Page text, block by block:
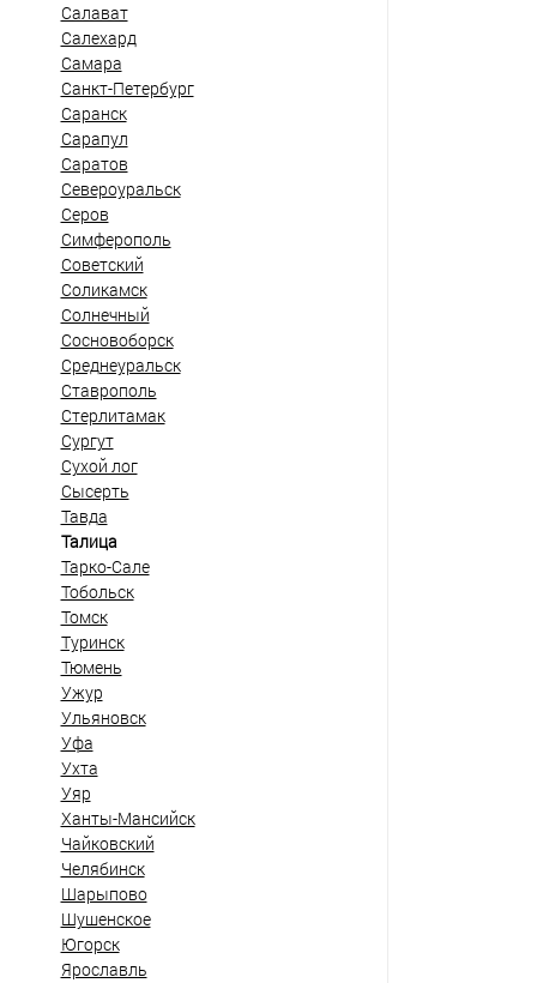
Салават
Салехард
Самара
Санкт-Петербург
Саранск
Сарапул
Саратов
Североуральск
Серов
Симферополь
Советский
Соликамск
Солнечный
Сосновоборск
Среднеуральск
Ставрополь
Стерлитамак
Сургут
Сухой лог
Сысерть
Тавда
Талица
Тарко-Сале
Тобольск
Томск
Туринск
Тюмень
Ужур
Ульяновск
Уфа
Ухта
Уяр
Ханты-Мансийск
Чайковский
Челябинск
Шарыпово
Шушенское
Югорск
Ярославль